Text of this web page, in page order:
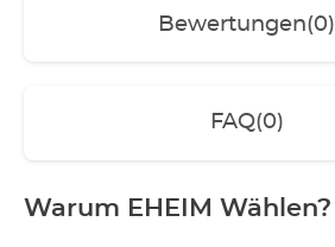
Bewertungen(0)
FAQ(0)
Warum EHEIM Wählen?